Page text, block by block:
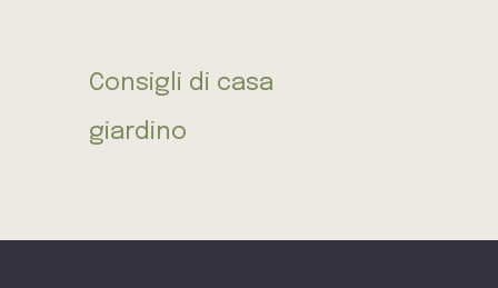
Consigli di casa
giardino